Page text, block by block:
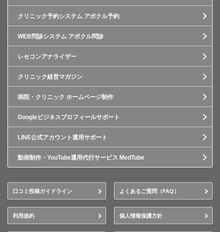
クリニック予約システム アポクル予約
WEB問診システム アポクル問診
レセコンアナライザー
クリニック経営マガジン
病院・クリニック ホームページ制作
Googleビジネスプロフィールサポート
LINE公式アカウント運用サポート
動画制作・YouTube運用代行サービス MedTube
口コミ投稿ガイドライン よくあるご質問（FAQ）
利用規約 個人情報保護方針